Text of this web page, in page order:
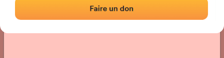
Photos Commentaires et avis